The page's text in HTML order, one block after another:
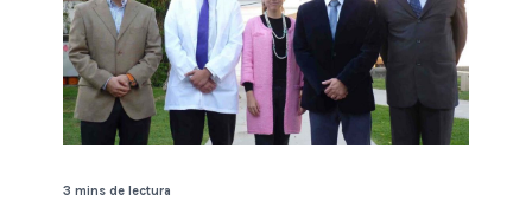
3 mins de lectura